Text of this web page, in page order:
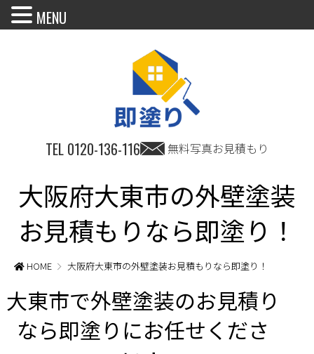
TEL 0120-136-116 無料写真お見積もり
大阪府大東市の外壁塗装
お見積もりなら即塗り！
HOME 大阪府大東市の外壁塗装お見積もりなら即塗り！
大東市で外壁塗装のお見積り
なら即塗りにお任せくださ
MENU